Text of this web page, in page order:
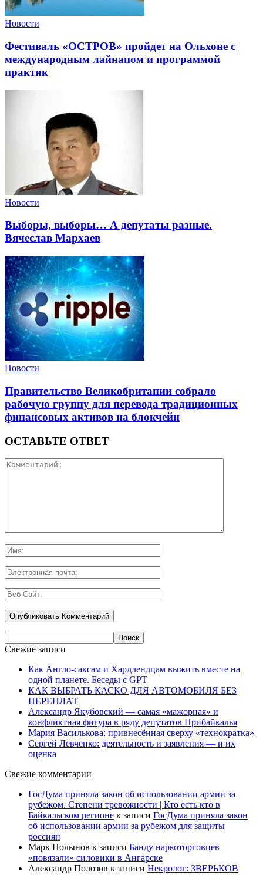
Новости
Фестиваль «ОСТРОВ» пройдет на Ольхоне с
международным лайнапом и программой
практик
Новости
Выборы, выборы… А депутаты разные.
Вячеслав Мархаев
Новости
Правительство Великобритании собрало
рабочую группу для перевода традиционных
финансовых активов на блокчейн
ОСТАВЬТЕ ОТВЕТ
Свежие записи
Как Англо-саксам и Хардлендцам выжить вместе на
одной планете. Беседы с GPT
КАК ВЫБРАТЬ КАСКО ДЛЯ АВТОМОБИЛЯ БЕЗ
ПЕРЕПЛАТ
Александр Якубовский — самая «мажорная» и
конфликтная фигура в ряду депутатов Прибайкалья
Мария Василькова: привнесённая сверху «технократка»
Сергей Левченко: деятельность и заявления — и их
оценка
Свежие комментарии
ГосДума приняла закон об использовании армии за
рубежом. Степени тревожности | Кто есть кто в
Байкальском регионе к записи ГосДума приняла закон
об использовании армии за рубежом для защиты
россиян
Марк Полынов к записи Банду наркоторговцев
«повязали» силовики в Ангарске
Александр Полозов к записи Некролог: ЗВЕРЬКОВ